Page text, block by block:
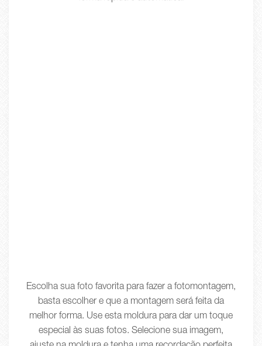
Escolha sua foto favorita para fazer a fotomontagem,
basta escolher e que a montagem será feita da
melhor forma. Use esta moldura para dar um toque
especial às suas fotos. Selecione sua imagem,